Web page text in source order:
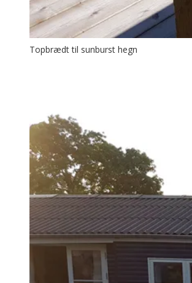
Topbrædt til sunburst hegn